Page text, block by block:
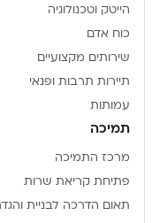
הייטק וטכנולוגיה
כוח אדם
שירותים מקצועיים
תיירות תרבות ופנאי
עמותות
תמיכה
מרכז התמיכה
פתיחת קריאת שרות
תאום הדרכה לבניית